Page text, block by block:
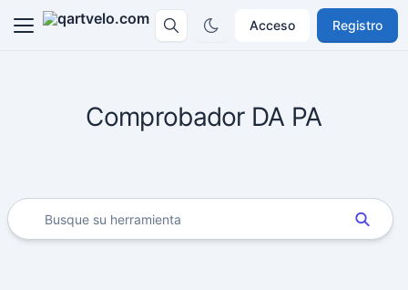
Acceso Registro
Comprobador DA PA